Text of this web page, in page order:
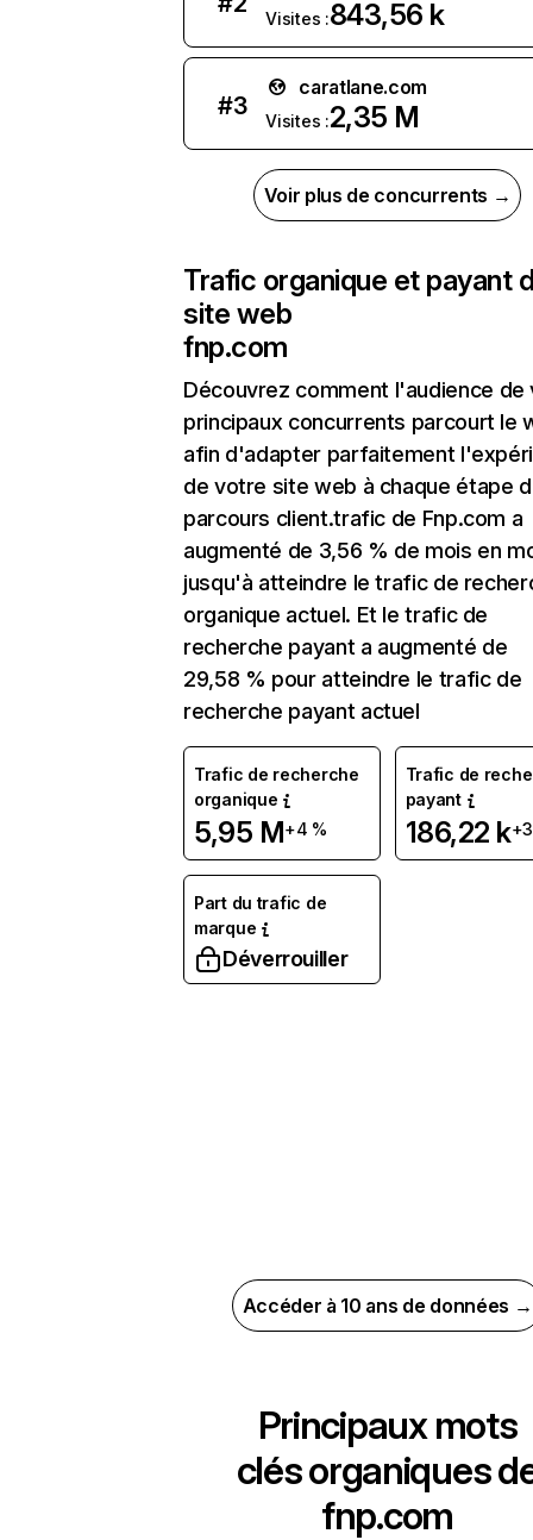
Visites :843,56 k
#3
caratlane.com
Visites :2,35 M
Voir plus de concurrents →
Trafic organique et payant
site web
fnp.com
Découvrez comment l'audience de
principaux concurrents parcourt le
afin d'adapter parfaitement
de votre site web à chaque étape
parcours client.trafic de Fnp.com a
augmenté de 3,56 % de mois en
jusqu'à atteindre le trafic de
organique actuel. Et le trafic de
recherche payant a augmenté de
29,58 % pour atteindre le trafic de
recherche payant actuel
Trafic de recherche
organique
5,95 M+4 %
Trafic de
payant
186,22 k
Part du trafic de
marque
Déverrouiller
Accéder à 10 ans de données →
Principaux mots
clés organiques
fnp.com